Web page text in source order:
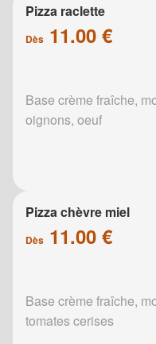
Pizza raclette
Dès 11.00 €
Base crème fraîche,
oignons, oeuf
Pizza chèvre miel
Dès 11.00 €
Base crème fraîche,
tomates cerises